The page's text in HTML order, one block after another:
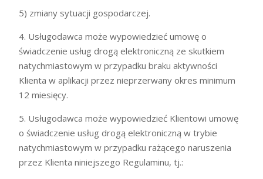
5) zmiany sytuacji gospodarczej.
4. Usługodawca może wypowiedzieć umowę o
świadczenie usług drogą elektroniczną ze skutkiem
natychmiastowym w przypadku braku aktywności
Klienta w aplikacji przez nieprzerwany okres minimum
12 miesięcy.
5. Usługodawca może wypowiedzieć Klientowi umowę
o świadczenie usług drogą elektroniczną w trybie
natychmiastowym w przypadku rażącego naruszenia
przez Klienta niniejszego Regulaminu, tj.: